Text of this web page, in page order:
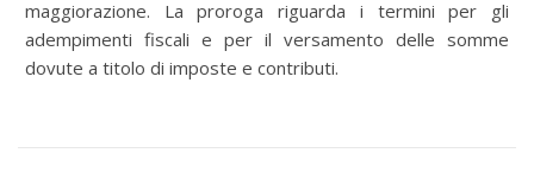
maggiorazione. La proroga riguarda i termini per gli
adempimenti fiscali e per il versamento delle somme
dovute a titolo di imposte e contributi.